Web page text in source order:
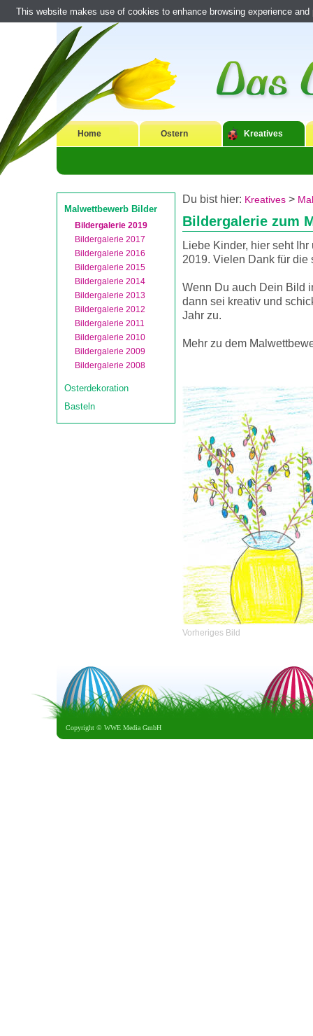
Home Ostern Kreatives
Malwettbewerb Bilder
Bildergalerie 2019
Bildergalerie 2017
Bildergalerie 2016
Bildergalerie 2015
Bildergalerie 2014
Bildergalerie 2013
Bildergalerie 2012
Bildergalerie 2011
Bildergalerie 2010
Bildergalerie 2009
Bildergalerie 2008
Osterdekoration
Basteln
Du bist hier: Kreatives >
Bildergalerie zum
Liebe Kinder, hier seht
2019. Vielen Dank für die
Wenn Du auch Dein Bild
dann sei kreativ und
Jahr zu.
Mehr zu dem
Vorheriges Bild
Copyright © WWE Media GmbH
This website makes use of cookies to enhance browsing experience